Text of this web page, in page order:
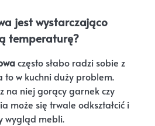
jest wystarczająco
temperaturę?
często słabo radzi sobie z
w kuchni duży problem.
na niej gorący garnek czy
może się trwale odkształcić i
wygląd mebli.